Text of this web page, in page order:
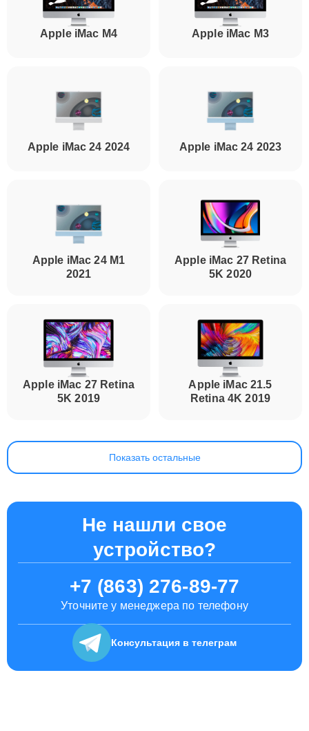
Apple iMac M4 Apple iMac M3
Apple iMac 24 2024 Apple iMac 24 2023
Apple iMac 24 M1
2021
Apple iMac 27 Retina
5K 2020
Apple iMac 27 Retina
5K 2019
Apple iMac 21.5
Retina 4K 2019
Показать остальные
Не нашли свое
устройство?
+7 (863) 276-89-77
Уточните у менеджера по телефону
Консультация в телеграм